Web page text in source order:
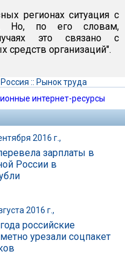
регионах ситуация с
Но, по его словам,
это связано с
средств организаций".
Россия :: Рынок труда
интернет-ресурсы
2016 г.,
зарплаты в
России в
2016 г.,
российские
урезали соцпакет